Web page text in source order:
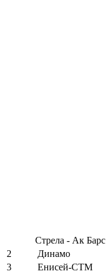
Стрела - Ак Барс
2
Динамо
3
Енисей-СТМ